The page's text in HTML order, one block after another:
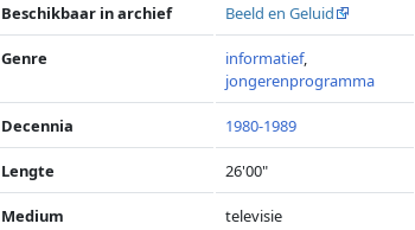
Beschikbaar in archief Beeld en Geluid
Genre informatief,
jongerenprogramma
Decennia 1980-1989
Lengte 26'00"
Medium televisie